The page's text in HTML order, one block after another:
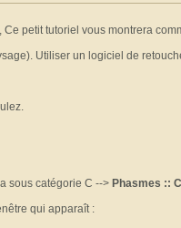
petit tutoriel vous montrera
Utiliser un logiciel de
sous catégorie C --> Phasmes :: C
qui apparaît :